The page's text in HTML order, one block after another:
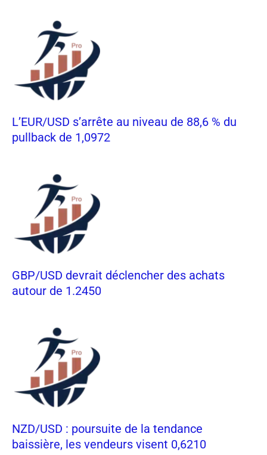
L’EUR/USD s’arrête au niveau de 88,6 % du
pullback de 1,0972
GBP/USD devrait déclencher des achats
autour de 1.2450
NZD/USD : poursuite de la tendance
baissière, les vendeurs visent 0,6210